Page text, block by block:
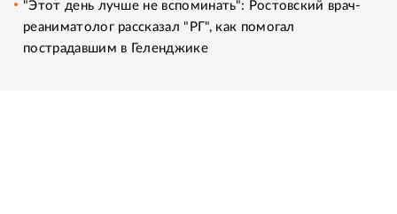
"Этот день лучше не вспоминать": Ростовский врач-
реаниматолог рассказал "РГ", как помогал
пострадавшим в Геленджике